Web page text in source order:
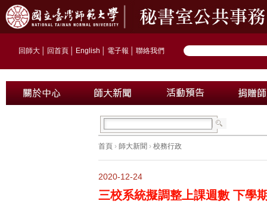
回師大 回首頁 English 電子報 聯絡我們
首頁 › 師大新聞 › 校務行政
2020-12-24
三校系統擬調整上課週數 下學